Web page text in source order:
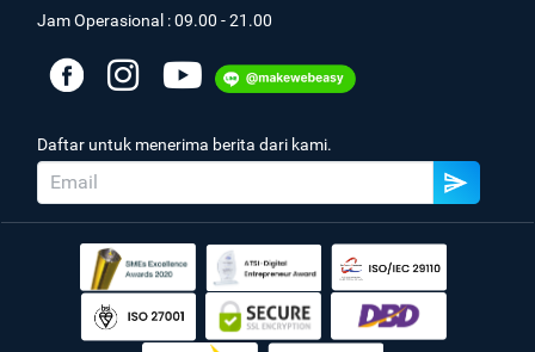
Jam Operasional : 09.00 - 21.00
Daftar untuk menerima berita dari kami.